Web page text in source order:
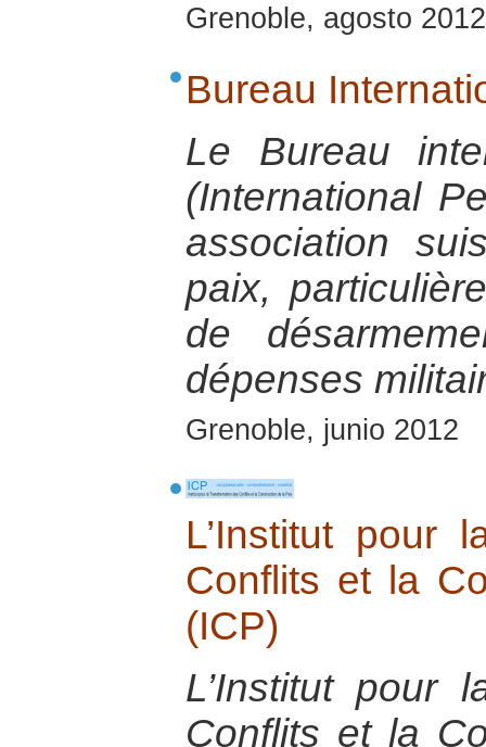
Grenoble, agosto 2012
Bureau
Le Bureau
(International
association
paix,
de
dépenses
Grenoble, junio 2012
L’Institut pour
Conflits et la
(ICP)
L’Institut pour
Conflits et la